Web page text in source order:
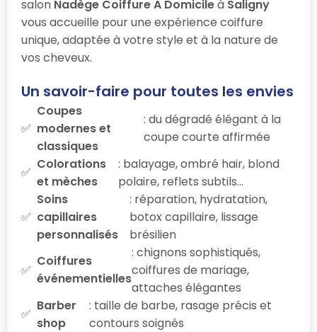
salon Nadège Coiffure A Domicileà Saligny
vous accueille pour une expérience coiffure
unique, adaptée à votre style et à la nature de
vos cheveux.
Un savoir-faire pour toutes les envies
Coupes
modernes et
classiques
: du dégradé élégant à la
coupe courte affirmée
Colorations
et mèches
: balayage, ombré hair, blond
polaire, reflets subtils…
Soins
capillaires
personnalisés
: réparation, hydratation,
botox capillaire, lissage
brésilien
Coiffures
événementielles
: chignons sophistiqués,
coiffures de mariage,
attaches élégantes
Barber
shop
: taille de barbe, rasage précis et
contours soignés